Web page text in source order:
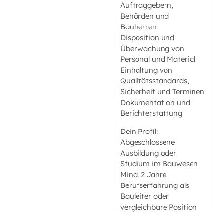
Auftraggebern,
Behörden und
Bauherren
Disposition und
Überwachung von
Personal und Material
Einhaltung von
Qualitätsstandards,
Sicherheit und Terminen
Dokumentation und
Berichterstattung
Dein Profil:
Abgeschlossene
Ausbildung oder
Studium im Bauwesen
Mind. 2 Jahre
Berufserfahrung als
Bauleiter oder
vergleichbare Position